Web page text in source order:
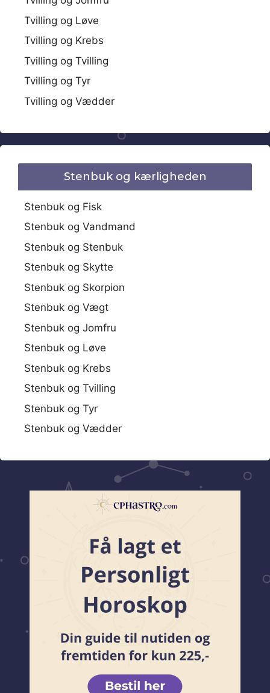
Tvilling og Løve
Tvilling og Krebs
Tvilling og Tvilling
Tvilling og Tyr
Tvilling og Vædder
Stenbuk og kærligheden
Stenbuk og Fisk
Stenbuk og Vandmand
Stenbuk og Stenbuk
Stenbuk og Skytte
Stenbuk og Skorpion
Stenbuk og Vægt
Stenbuk og Jomfru
Stenbuk og Løve
Stenbuk og Krebs
Stenbuk og Tvilling
Stenbuk og Tyr
Stenbuk og Vædder